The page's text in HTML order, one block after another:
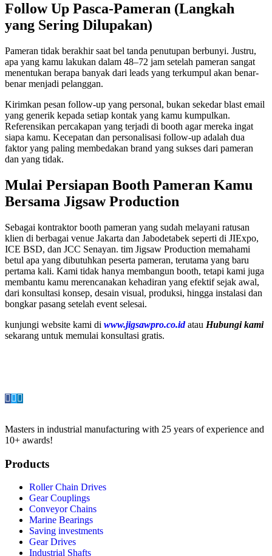
Follow Up Pasca-Pameran (Langkah
yang Sering Dilupakan)
Pameran tidak berakhir saat bel tanda penutupan berbunyi. Justru,
apa yang kamu lakukan dalam 48–72 jam setelah pameran sangat
menentukan berapa banyak dari leads yang terkumpul akan benar-
benar menjadi pelanggan.
Kirimkan pesan follow-up yang personal, bukan sekedar blast email
yang generik kepada setiap kontak yang kamu kumpulkan.
Referensikan percakapan yang terjadi di booth agar mereka ingat
siapa kamu. Kecepatan dan personalisasi follow-up adalah dua
faktor yang paling membedakan brand yang sukses dari pameran
dan yang tidak.
Mulai Persiapan Booth Pameran Kamu
Bersama Jigsaw Production
Sebagai kontraktor booth pameran yang sudah melayani ratusan
klien di berbagai venue Jakarta dan Jabodetabek seperti di JIExpo,
ICE BSD, dan JCC Senayan. tim Jigsaw Production memahami
betul apa yang dibutuhkan peserta pameran, terutama yang baru
pertama kali. Kami tidak hanya membangun booth, tetapi kami juga
membantu kamu merencanakan kehadiran yang efektif sejak awal,
dari konsultasi konsep, desain visual, produksi, hingga instalasi dan
bongkar pasang setelah event selesai.
kunjungi website kami di www.jigsawpro.co.idatau Hubungi kami
sekarang untuk memulai konsultasi gratis.
Masters in industrial manufacturing with 25 years of experience and
10+ awards!
Products
Roller Chain Drives
Gear Couplings
Conveyor Chains
Marine Bearings
Saving investments
Gear Drives
Industrial Shafts